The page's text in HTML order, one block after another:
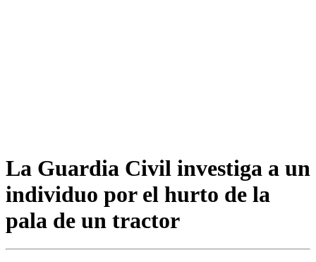
La Guardia Civil investiga a un
individuo por el hurto de la
pala de un tractor